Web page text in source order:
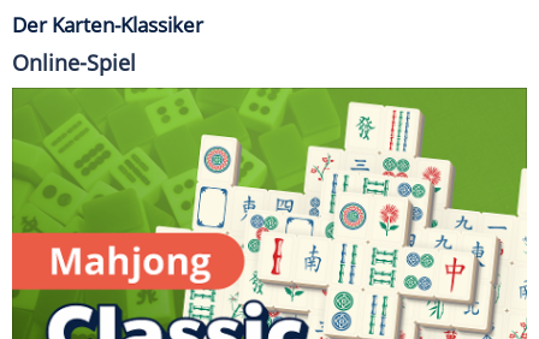
Der Karten-Klassiker
Online-Spiel